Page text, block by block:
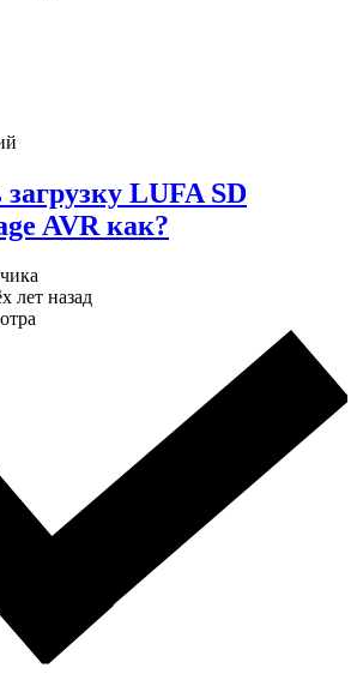
LUFA SD
AVR как?
лет назад